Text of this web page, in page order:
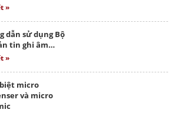
»
dẫn sử dụng Bộ
tin ghi âm…
»
micro
và micro